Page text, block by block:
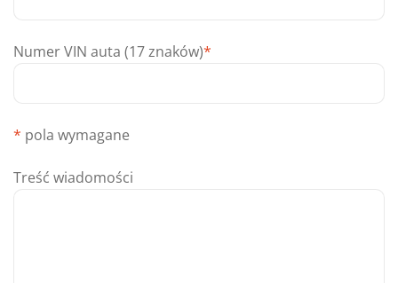
Numer VIN auta (17 znaków)*
* pola wymagane
Treść wiadomości